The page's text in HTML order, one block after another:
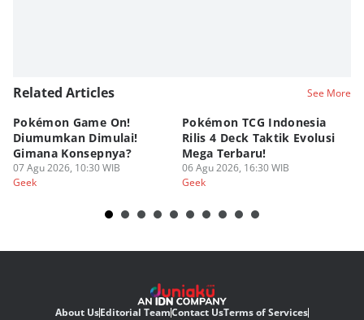
Related Articles See More
Pokémon Game On!
Diumumkan Dimulai!
Gimana Konsepnya?
07 Agu 2026, 10:30 WIB
Geek
Pokémon TCG Indonesia
Rilis 4 Deck Taktik Evolusi
Mega Terbaru!
06 Agu 2026, 16:30 WIB
Geek
About UsEditorial TeamContact UsTerms of Services